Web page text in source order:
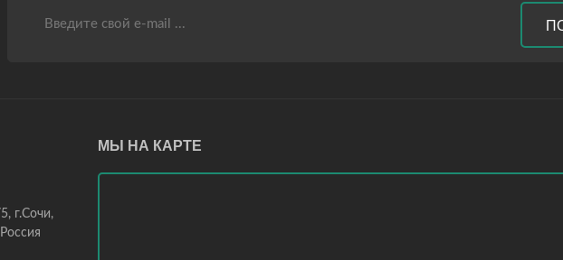
г.Сочи,
МЫ НА КАРТЕ